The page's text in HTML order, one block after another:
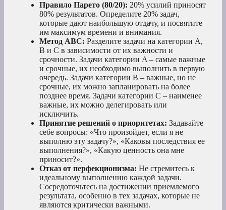
Правило Парето (80/20): 20% усилий приносят
80% результатов. Определите 20% задач,
которые дают наибольшую отдачу, и посвятите
им максимум времени и внимания.
Метод ABC: Разделите задачи на категории A,
B и C в зависимости от их важности и
срочности. Задачи категории A – самые важные
и срочные, их необходимо выполнить в первую
очередь. Задачи категории B – важные, но не
срочные, их можно запланировать на более
позднее время. Задачи категории C – наименее
важные, их можно делегировать или
исключить.
Принятие решений о приоритетах: Задавайте
себе вопросы: «Что произойдет, если я не
выполню эту задачу?», «Каковы последствия ее
выполнения?», «Какую ценность она мне
приносит?».
Отказ от перфекционизма: Не стремитесь к
идеальному выполнению каждой задачи.
Сосредоточьтесь на достижении приемлемого
результата, особенно в тех задачах, которые не
являются критически важными.